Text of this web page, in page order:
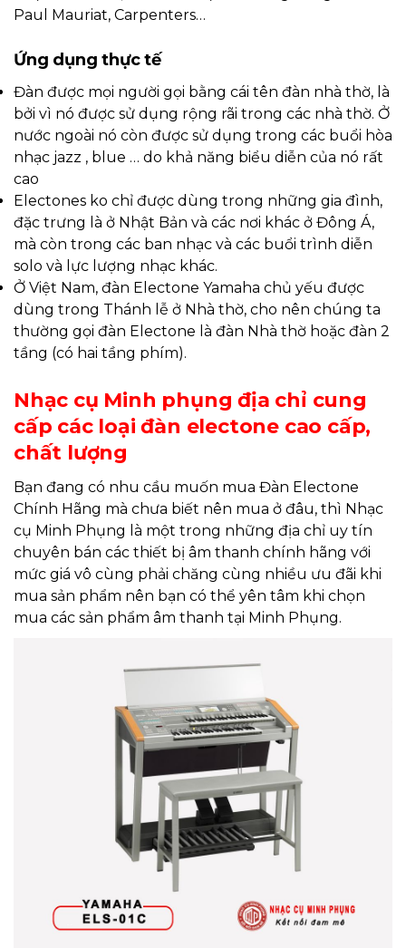
Paul Mauriat, Carpenters…
Ứng dụng thực tế
Đàn được mọi người gọi bằng cái tên đàn nhà thờ, là
bởi vì nó được sử dụng rộng rãi trong các nhà thờ. Ở
nước ngoài nó còn được sử dụng trong các buổi hòa
nhạc jazz , blue … do khả năng biểu diễn của nó rất
cao
Electones ko chỉ được dùng trong những gia đình,
đặc trưng là ở Nhật Bản và các nơi khác ở Đông Á,
mà còn trong các ban nhạc và các buổi trình diễn
solo và lực lượng nhạc khác.
Ở Việt Nam, đàn Electone Yamaha chủ yếu được
dùng trong Thánh lễ ở Nhà thờ, cho nên chúng ta
thường gọi đàn Electone là đàn Nhà thờ hoặc đàn 2
tầng (có hai tầng phím).
Nhạc cụ Minh phụng địa chỉ cung
cấp các loại đàn electone cao cấp,
chất lượng
Bạn đang có nhu cầu muốn mua Đàn Electone
Chính Hãng mà chưa biết nên mua ở đâu, thì Nhạc
cụ Minh Phụng là một trong những địa chỉ uy tín
chuyên bán các thiết bị âm thanh chính hãng với
mức giá vô cùng phải chăng cùng nhiều ưu đãi khi
mua sản phẩm nên bạn có thể yên tâm khi chọn
mua các sản phẩm âm thanh tại Minh Phụng.